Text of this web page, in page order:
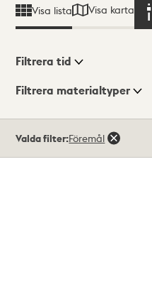
Visa lista Visa karta
Visningsläge
Filtrera tid
Filtrera materialtyper
träffar
Valda filter:Föremål